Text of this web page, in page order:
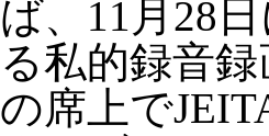
ば、11月28
る私的録音
の席上で